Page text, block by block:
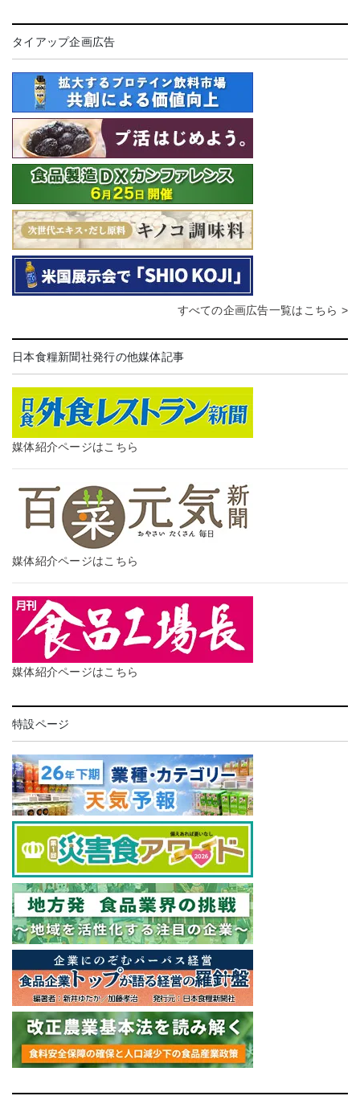
タイアップ企画広告
すべての企画広告一覧はこちら >
日本食糧新聞社発行の他媒体記事
媒体紹介ページはこちら
媒体紹介ページはこちら
媒体紹介ページはこちら
特設ページ